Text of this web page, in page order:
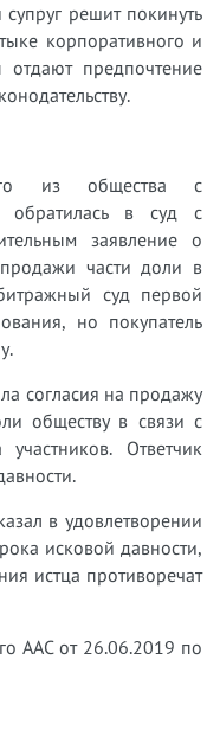
супруг решит покинуть
корпоративного и
предпочтение
из общества с
обратилась в суд с
заявление о
части доли в
суд первой
но покупатель
согласия на продажу
обществу в связи с
Ответчик
в удовлетворении
исковой давности,
истца противоречат
ААС от 26.06.2019 по